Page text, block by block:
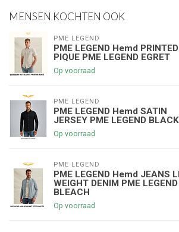
MENSEN KOCHTEN OOK
PME LEGEND
PME LEGEND Hemd PRINTED
PIQUE PME LEGEND EGRET
Op voorraad
PME LEGEND
PME LEGEND Hemd SATIN
JERSEY PME LEGEND BLACK
Op voorraad
PME LEGEND
PME LEGEND Hemd JEANS
WEIGHT DENIM PME LEGEND
BLEACH
Op voorraad